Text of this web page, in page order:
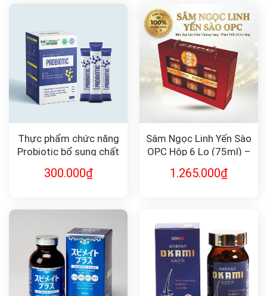
Thực phẩm chức năng
Probiotic bổ sung chất
300.000₫
Sâm Ngọc Linh Yến Sào
OPC Hộp 6 Lọ (75ml) –
Thiện Giấc Ngủ
1.265.000₫